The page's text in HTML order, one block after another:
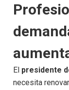
El presidente
necesita